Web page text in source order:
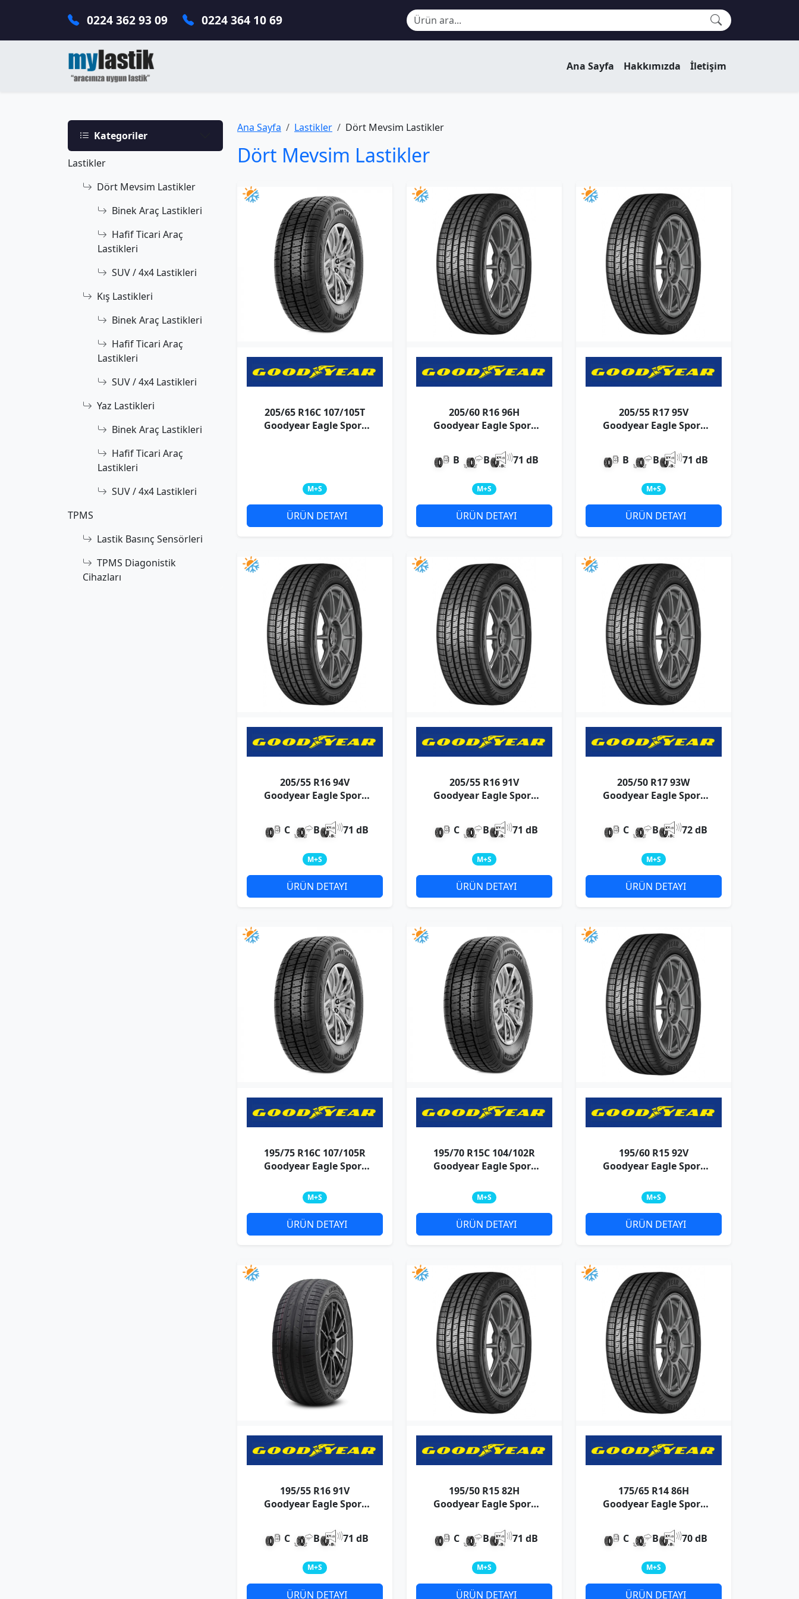
0224 362 93 09 0224 364 10 69
Ana Sayfa Hakkımızda İletişim
Kategoriler
Lastikler
Dört Mevsim Lastikler
Binek Araç Lastikleri
Hafif Ticari Araç
Lastikleri
SUV / 4x4 Lastikleri
Kış Lastikleri
Binek Araç Lastikleri
Hafif Ticari Araç
Lastikleri
SUV / 4x4 Lastikleri
Yaz Lastikleri
Binek Araç Lastikleri
Hafif Ticari Araç
Lastikleri
SUV / 4x4 Lastikleri
TPMS
Lastik Basınç Sensörleri
TPMS Diagonistik
Cihazları
Ana Sayfa Lastikler Dört Mevsim Lastikler
Dört Mevsim Lastikler
205/65 R16C 107/105T
Goodyear Eagle Sport
M+S
ÜRÜN DETAYI
205/60 R16 96H
Goodyear Eagle Sport
B
B 71 dB
M+S
ÜRÜN DETAYI
205/55 R17 95V
Goodyear Eagle Sport
B
B 71 dB
M+S
ÜRÜN DETAYI
205/55 R16 94V
Goodyear Eagle Sport
C
B 71 dB
M+S
ÜRÜN DETAYI
205/55 R16 91V
Goodyear Eagle Sport
C
B 71 dB
M+S
ÜRÜN DETAYI
205/50 R17 93W
Goodyear Eagle Sport
C
B 72 dB
M+S
ÜRÜN DETAYI
195/75 R16C 107/105R
Goodyear Eagle Sport
M+S
ÜRÜN DETAYI
195/70 R15C 104/102R
Goodyear Eagle Sport
M+S
ÜRÜN DETAYI
195/60 R15 92V
Goodyear Eagle Sport
M+S
ÜRÜN DETAYI
195/55 R16 91V
Goodyear Eagle Sport
C
B 71 dB
M+S
ÜRÜN DETAYI
195/50 R15 82H
Goodyear Eagle Sport
C
B 71 dB
M+S
ÜRÜN DETAYI
175/65 R14 86H
Goodyear Eagle Sport
C
B 70 dB
M+S
ÜRÜN DETAYI